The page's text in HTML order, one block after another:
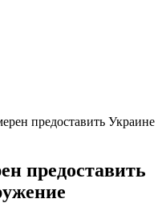
предоставить Украине
предоставить